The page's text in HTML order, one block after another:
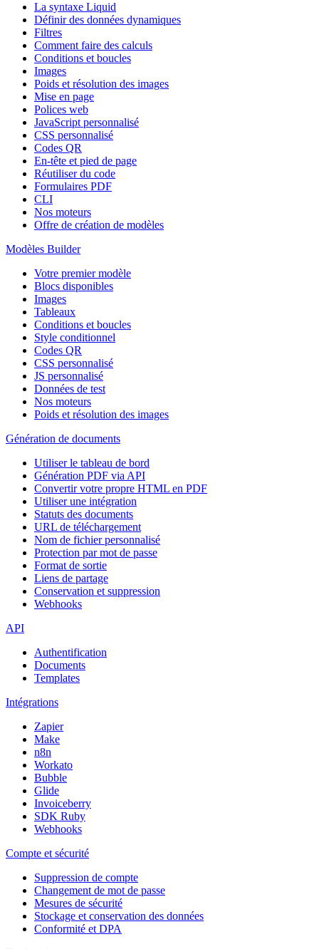
La syntaxe Liquid
Définir des données dynamiques
Filtres
Comment faire des calculs
Conditions et boucles
Images
Poids et résolution des images
Mise en page
Polices web
JavaScript personnalisé
CSS personnalisé
Codes QR
En-tête et pied de page
Réutiliser du code
Formulaires PDF
CLI
Nos moteurs
Offre de création de modèles
Modèles Builder
Votre premier modèle
Blocs disponibles
Images
Tableaux
Conditions et boucles
Style conditionnel
Codes QR
CSS personnalisé
JS personnalisé
Données de test
Nos moteurs
Poids et résolution des images
Génération de documents
Utiliser le tableau de bord
Génération PDF via API
Convertir votre propre HTML en PDF
Utiliser une intégration
Statuts des documents
URL de téléchargement
Nom de fichier personnalisé
Protection par mot de passe
Format de sortie
Liens de partage
Conservation et suppression
Webhooks
API
Authentification
Documents
Templates
Intégrations
Zapier
Make
n8n
Workato
Bubble
Glide
Invoiceberry
SDK Ruby
Webhooks
Compte et sécurité
Suppression de compte
Changement de mot de passe
Mesures de sécurité
Stockage et conservation des données
Conformité et DPA